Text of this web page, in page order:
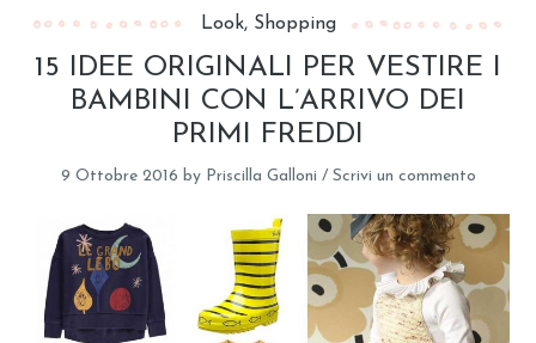
Look Shopping
15 IDEE ORIGINALI PER VESTIRE I
BAMBINI CON L’ARRIVO DEI
PRIMI FREDDI
9 Ottobre 2016 by Priscilla Galloni / Scrivi un commento